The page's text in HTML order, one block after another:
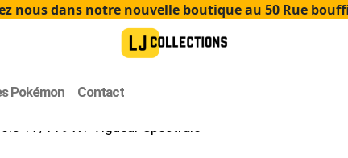
nous dans notre nouvelle boutique au 50 Rue
Pokémon Contact
17/119 XY Vigueur Spectrale